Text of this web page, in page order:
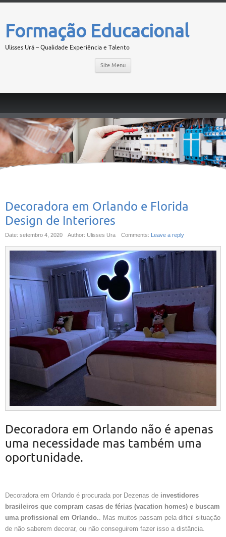
Formação Educacional
Ulisses Urá – Qualidade Experiência e Talento
Site Menu
Decoradora em Orlando e Florida
Design de Interiores
Date: setembro 4, 2020 Author: Ulisses Ura Comments: Leave a reply
Decoradora em Orlando não é apenas
uma necessidade mas também uma
oportunidade.
Decoradora em Orlando é procurada por Dezenas de investidores
brasileiros que compram casas de férias (vacation homes) e buscam
uma profissional em Orlando. . Mas muitos passam pela dificil situação
de não saberem decorar, ou não conseguirem fazer isso a distância.